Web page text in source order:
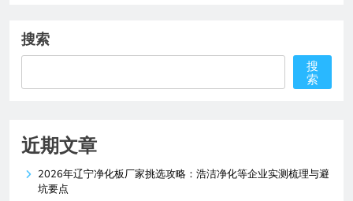
搜索
搜
索
近期文章
2026年辽宁净化板厂家挑选攻略：浩洁净化等企业实测梳理与避
坑要点